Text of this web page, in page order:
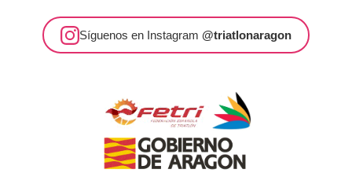
Síguenos en Instagram @triatlonaragon